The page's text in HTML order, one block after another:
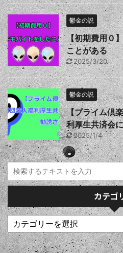
鬱金の説
【初期費用０
ことがある
2025/3/20
鬱金の説
【プライム倶
利厚生共済会
2025/1/4
カテゴ